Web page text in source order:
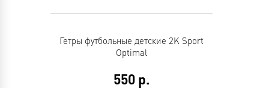
Гетры футбольные детские 2K Sport
Optimal
550р.